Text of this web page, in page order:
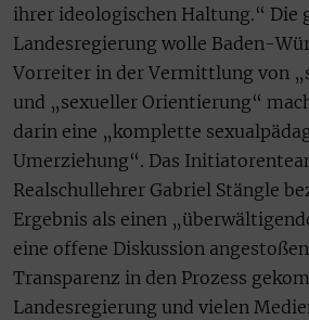
ihrer ideologischen Haltung.“ Die
Landesregierung wolle Baden-
Vorreiter in der Vermittlung von
und „sexueller Orientierung“
darin eine „komplette
Umerziehung“. Das
Realschullehrer Gabriel Stängle
Ergebnis als einen
eine offene Diskussion
Transparenz in den Prozess
Landesregierung und vielen